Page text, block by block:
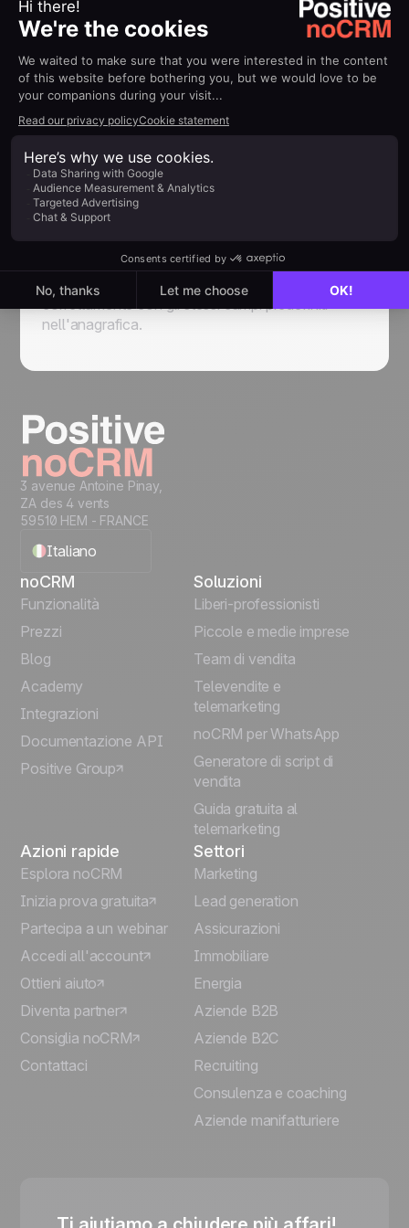
con un'etichetta specifica, o che si trovano in uno
step di vendita specifico. Puoi voler esportare per
esempio tutte le opportunità commerciali
cancellate che fanno parte del segmento 'Water
fountain' per una campagna di e-mail marketing.
Per farlo hai solo bisogno di andare nella sezione
selezionando le etichette e gli stati che ti
interessano. Poi basta cliccare sul tasto
'Esportare' in cima alla pagina.
Per ottimizzare l'esportazione ed avere il Nome, il
Cognome, l'e-mail nelle colonne giuste, le
opportunità commerciali devono essere compilate
correttamente con gli stessi campi predefiniti
nell'anagrafica.
3 avenue Antoine Pinay,
ZA des 4 vents
59510 HEM - FRANCE
Italiano
English
Español
Português
Deutsch
noCRM
Funzionalità
Prezzi
Blog
Academy
Integrazioni
Documentazione API
Positive Group
Soluzioni
Liberi-professionisti
Piccole e medie imprese
Team di vendita
Televendite e
telemarketing
noCRM per WhatsApp
Generatore di script di
vendita
Guida gratuita al
telemarketing
Azioni rapide
Esplora noCRM
Inizia prova gratuita
Partecipa a un webinar
Accedi all'account
Ottieni aiuto
Diventa partner
Consiglia noCRM
Contattaci
Settori
Marketing
Lead generation
Assicurazioni
Immobiliare
Energia
Aziende B2B
Aziende B2C
Recruiting
Consulenza e coaching
Aziende manifatturiere